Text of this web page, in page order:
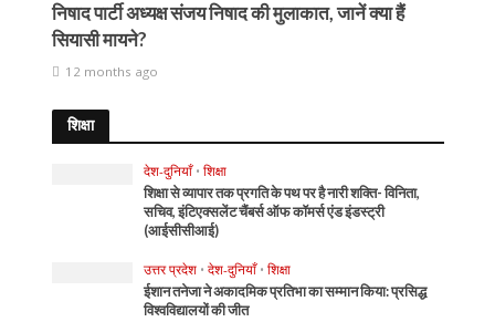
निषाद पार्टी अध्यक्ष संजय निषाद की मुलाकात, जानें क्या हैं
सियासी मायने?
12 months ago
शिक्षा
देश-दुनियाँ • शिक्षा
शिक्षा से व्यापार तक प्रगति के पथ पर है नारी शक्ति- विनिता,
सचिव, इंटिएक्सलेंट चैंबर्स ऑफ कॉमर्स एंड इंडस्ट्री
(आईसीसीआई)
उत्तर प्रदेश • देश-दुनियाँ • शिक्षा
ईशान तनेजा ने अकादमिक प्रतिभा का सम्मान किया: प्रसिद्ध
विश्वविद्यालयों की जीत